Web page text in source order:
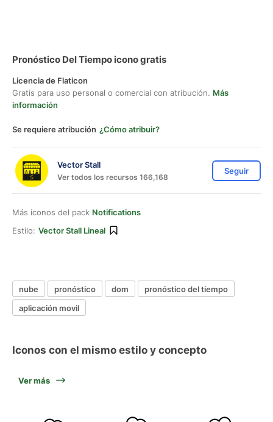
Pronóstico Del Tiempo icono gratis
Licencia de Flaticon
Gratis para uso personal o comercial con atribución. Más
información
Se requiere atribución ¿Cómo atribuir?
Vector Stall
Ver todos los recursos 166,168
Seguir
Más iconos del pack Notifications
Estilo: Vector Stall Lineal
nube pronóstico dom
pronóstico del tiempo
aplicación movil
Iconos con el mismo estilo y concepto
Ver más